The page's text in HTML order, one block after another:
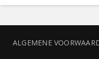
ALGEMENE